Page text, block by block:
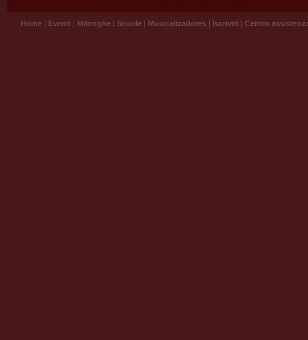
Home | Eventi | Milonghe | Scuole | Musicalizadores | Iscriviti | Centro